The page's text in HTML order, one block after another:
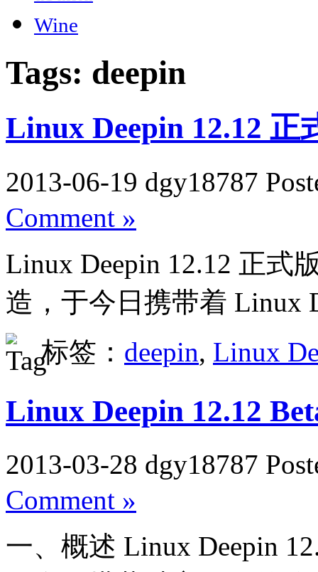
Wine
Tags: deepin
Linux Deepin 12.12 正
2013-06-19 dgy18787
Comment »
Linux Deepin 12.12 正式
造，于今日携带着 Linux
标签： deepin, Linux
Linux Deepin 12.12
2013-03-28 dgy18787
Comment »
一、概述 Linux Deepin